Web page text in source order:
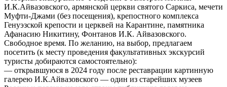
И.К.Айвазовского, армянской церкви святого Саркиса, мечети
Муфти-Джами (без посещения), крепостного комплекса
Генуэзской крепости и церквей на Карантине, памятника
Афанасию Никитину, Фонтанов И.К. Айвазовского.
Свободное время. По желанию, на выбор, предлагаем
посетить (к месту проведения факультативных экскурсий
туристы добираются самостоятельно):
— открывшуюся в 2024 году после реставрации картинную
галерею И.К.Айвазовского — один из старейших музеев